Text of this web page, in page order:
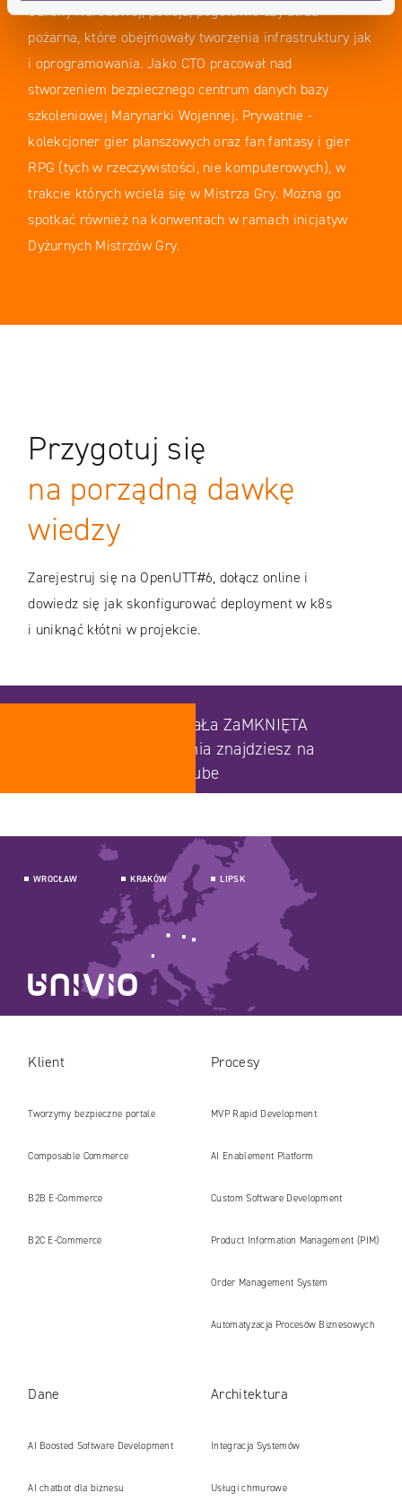
Obrony Narodowej, policja, pogotowie czy straż
pożarna, które obejmowały tworzenia infrastruktury jak
i oprogramowania. Jako CTO pracował nad
stworzeniem bezpiecznego centrum danych bazy
szkoleniowej Marynarki Wojennej. Prywatnie -
kolekcjoner gier planszowych oraz fan fantasy i gier
RPG (tych w rzeczywistości, nie komputerowych), w
trakcie których wciela się w Mistrza Gry. Można go
spotkać również na konwentach w ramach inicjatyw
Dyżurnych Mistrzów Gry.
Przygotuj się
na porządną dawkę
wiedzy
Zarejestruj się na OpenUTT#6, dołącz online i
dowiedz się jak skonfigurować deployment w k8s
i uniknąć kłótni w projekcie.
ReJESTRACJA ZOSTaŁa ZaMKNIĘTA
Nagranie z wydarzenia znajdziesz na
naszym kanale YouTube
WROCŁAW KRAKÓW LIPSK
Klient
Tworzymy bezpieczne portale
internetowe i platformy gotowe na erę
AI
Composable Commerce
B2B E‑Commerce
B2C E‑Commerce
Procesy
MVP Rapid Development
AI Enablement Platform
Custom Software Development
Product Information Management (PIM)
Order Management System
Automatyzacja Procesów Biznesowych
Dane
AI Boosted Software Development
AI chatbot dla biznesu
Architektura
Integracja Systemów
Usługi chmurowe